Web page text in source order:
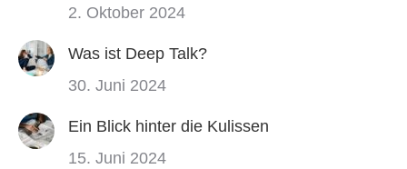
2. Oktober 2024
Was ist Deep Talk?
30. Juni 2024
Ein Blick hinter die Kulissen
15. Juni 2024